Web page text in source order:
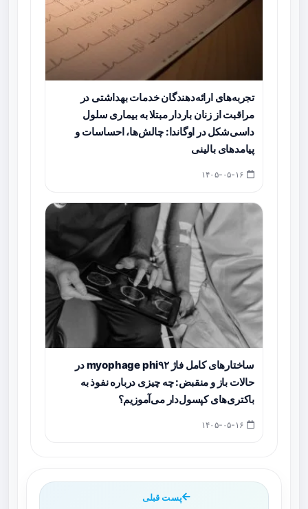
تجربه‌های ارائه‌دهندگان خدمات بهداشتی در
مراقبت از زنان باردار مبتلا به بیماری سلول
داسی‌شکل در اوگاندا: چالش‌ها، احساسات و
پیامدهای بالینی
ساختارهای کامل فاژ myophage phi۹۲ در
حالات باز و منقبض: چه چیزی درباره نفوذ به
باکتری‌های کپسول‌دار می‌آموزیم؟
پست قبلی